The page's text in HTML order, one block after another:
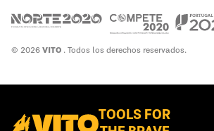
© 2026 VITO . Todos los derechos reservados.
TOOLS FOR